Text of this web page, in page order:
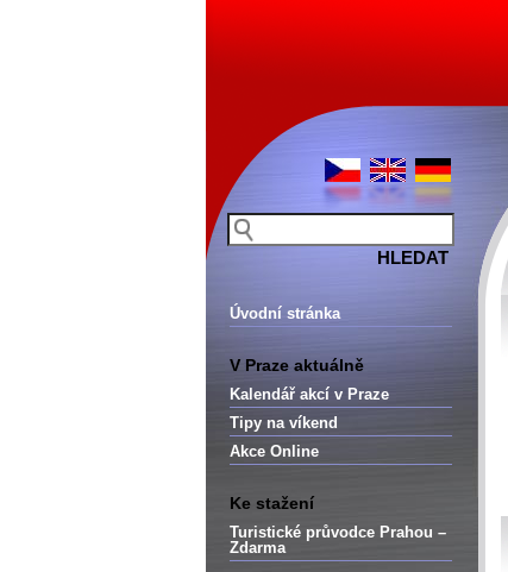
Úvodní stránka
V Praze aktuálně
Kalendář akcí v Praze
Tipy na víkend
Akce Online
Ke stažení
Turistické průvodce Prahou –
Zdarma